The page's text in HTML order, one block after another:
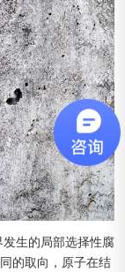
生的局部选择性腐
的取向，原子在结